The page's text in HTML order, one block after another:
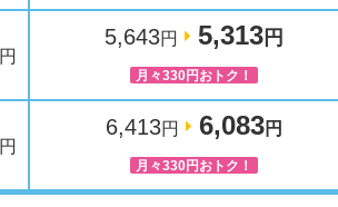
円
5,643円 5,313円
月々330円おトク！
円
6,413円 6,083円
月々330円おトク！